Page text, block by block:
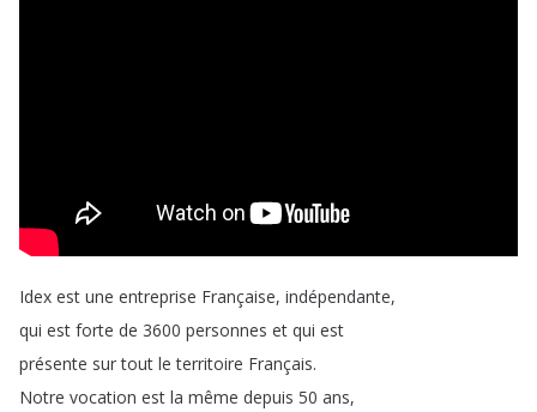
Idex est une entreprise Française, indépendante,
qui est forte de 3600 personnes et qui est
présente sur tout le territoire Français.
Notre vocation est la même depuis 50 ans,